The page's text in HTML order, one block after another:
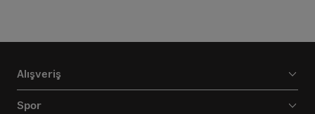
Alışveriş
Spor